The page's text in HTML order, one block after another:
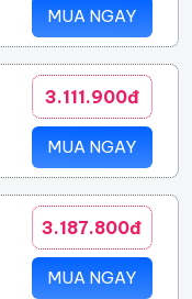
MUA NGAY
3.111.900đ
MUA NGAY
3.187.800đ
MUA NGAY